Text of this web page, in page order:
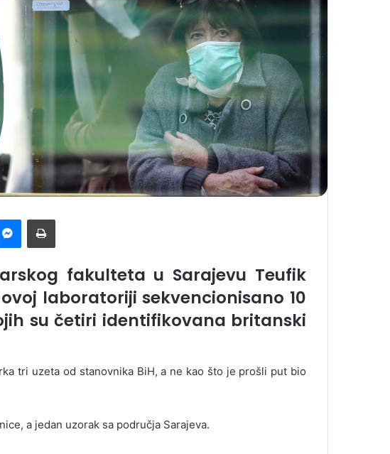
fakulteta u Sarajevu Teufik
laboratoriji sekvencionisano 10
su četiri identifikovana britanski
tri uzeta od stanovnika BiH, a ne kao što je prošli put bio
a jedan uzorak sa područja Sarajeva.